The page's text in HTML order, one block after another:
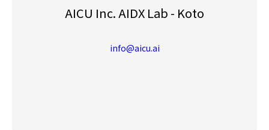
AICU Inc. AIDX Lab - Koto
info@aicu.ai